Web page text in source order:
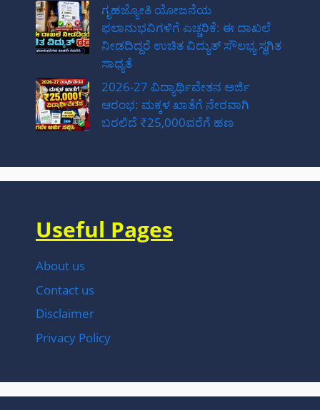
ಗೃಹಜ್ಯೋತಿ ಯೋಜನೆಯ
ಫಲಾನುಭವಿಗಳಿಗೆ ಎಚ್ಚರಿಕೆ: ಈ ದಾಖಲೆ
ನೀಡದಿದ್ದರೆ ಉಚಿತ ವಿದ್ಯುತ್ ಸೌಲಭ್ಯ ಸ್ಥಗಿತ
ಸಾಧ್ಯತೆ
2026-27 ವಿದ್ಯಾರ್ಥಿವೇತನ ಅರ್ಜಿ
ಆರಂಭ: ಮಕ್ಕಳ ಖಾತೆಗೆ ನೇರವಾಗಿ
ಬರಲಿದೆ ₹25,000ವರೆಗೆ ಹಣ
Useful Pages
About us
Contact us
Disclaimer
Privacy Policy